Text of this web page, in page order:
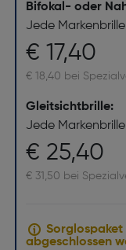
Bifokal- oder
Jede
€ 17,40
€ 18,40 bei
Gleitsichtbrille:
Jede
€ 25,40
€ 31,50 bei
Sorglospaket
abgeschlossen